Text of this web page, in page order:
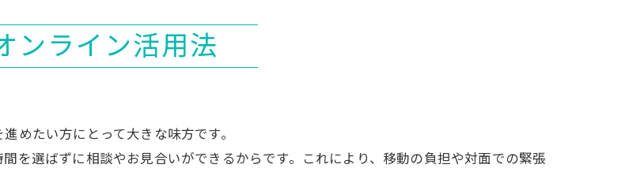
ンライン結婚相談所を利用するときの注意点
オンライン手順を徹底解説
所オンライン利用時の基本操作解説
ン面談の準備と必要なポイント
ンライン活用法
めたい方にとって大きな味方です。
を選ばずに相談やお見合いができるからです。これにより、移動の負担や対面での緊張